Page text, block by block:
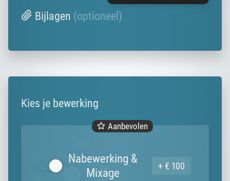
Bijlagen (optioneel)
Kies je bewerking
+ € 100
Nabewerking &
Mixage
Aanbevolen